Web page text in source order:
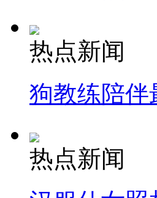
热点新闻
狗教练陪伴
热点新闻